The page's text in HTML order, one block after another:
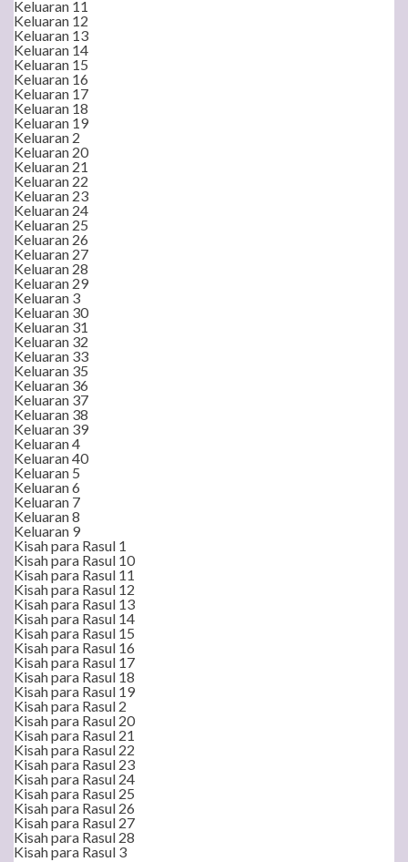
Keluaran 11
Keluaran 12
Keluaran 13
Keluaran 14
Keluaran 15
Keluaran 16
Keluaran 17
Keluaran 18
Keluaran 19
Keluaran 2
Keluaran 20
Keluaran 21
Keluaran 22
Keluaran 23
Keluaran 24
Keluaran 25
Keluaran 26
Keluaran 27
Keluaran 28
Keluaran 29
Keluaran 3
Keluaran 30
Keluaran 31
Keluaran 32
Keluaran 33
Keluaran 35
Keluaran 36
Keluaran 37
Keluaran 38
Keluaran 39
Keluaran 4
Keluaran 40
Keluaran 5
Keluaran 6
Keluaran 7
Keluaran 8
Keluaran 9
Kisah para Rasul 1
Kisah para Rasul 10
Kisah para Rasul 11
Kisah para Rasul 12
Kisah para Rasul 13
Kisah para Rasul 14
Kisah para Rasul 15
Kisah para Rasul 16
Kisah para Rasul 17
Kisah para Rasul 18
Kisah para Rasul 19
Kisah para Rasul 2
Kisah para Rasul 20
Kisah para Rasul 21
Kisah para Rasul 22
Kisah para Rasul 23
Kisah para Rasul 24
Kisah para Rasul 25
Kisah para Rasul 26
Kisah para Rasul 27
Kisah para Rasul 28
Kisah para Rasul 3